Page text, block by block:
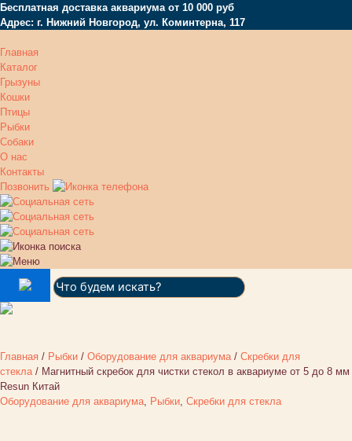
Бесплатная доставка аквариума от 10 000 руб
Адрес: г. Нижний Новгород, ул. Коминтерна, 117
Главная
Каталог
Грызуны
Кошки
Птицы
Рыбки
Собаки
О нас
Контакты
Позвонить
Поиск:
Главная / Рыбки / Оборудование для аквариума / Скребки для
стекла / Магнитный скребок для чистки стекол в аквариуме от 5 до 8 мм
Resun Китай
Оборудование для аквариума Рыбки Скребки для стекла